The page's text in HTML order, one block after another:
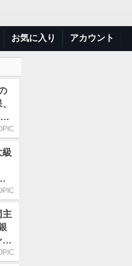
お気に入り アカウント
級
額
主
ズ